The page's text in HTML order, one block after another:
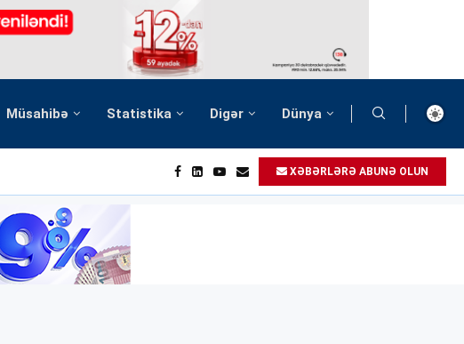
Müsahibə Statistika Digər Dünya
XƏBƏRLƏRƏ ABUNƏ OLUN